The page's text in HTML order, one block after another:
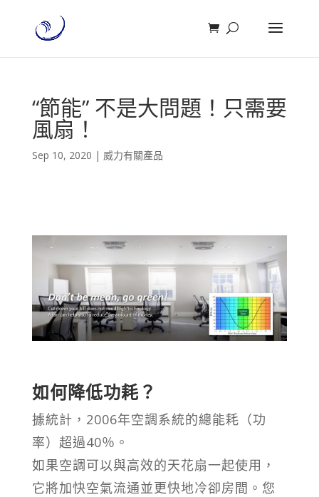
“節能” 不是大問題！只需要
風扇！
Sep 10, 2020 | 威力有關產品
如何降低功耗？
據統計，2006年空調系統的總能耗（功
率）超過40％。
如果空調可以與高效的天花扇一起使用，
它將加快空氣流通並更快地冷卻房間。您